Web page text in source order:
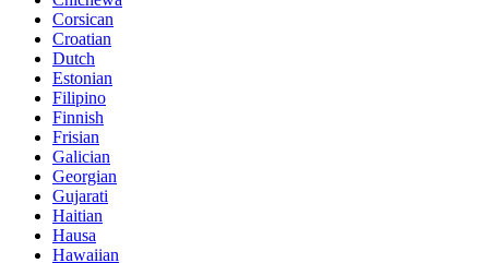
Corsican
Croatian
Dutch
Estonian
Filipino
Finnish
Frisian
Galician
Georgian
Gujarati
Haitian
Hausa
Hawaiian